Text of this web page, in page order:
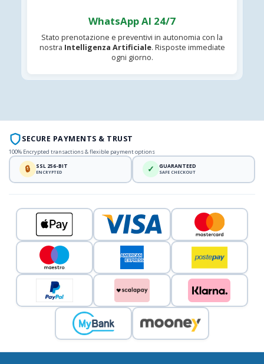
WhatsApp AI 24/7
Stato prenotazione e preventivi in autonomia con la
nostra Intelligenza Artificiale. Risposte immediate
ogni giorno.
SECURE PAYMENTS & TRUST
100% Encrypted transactions & flexible payment options
🔒 SSL 256-BIT
ENCRYPTED ✓ GUARANTEED
SAFE CHECKOUT